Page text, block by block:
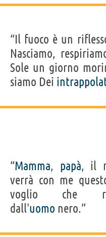
“Il fuoco è un
Nasciamo,
Sole un giorno
siamo Dei
“Mamma, papà, il
verrà con me
voglio che
dall'uomo nero.”